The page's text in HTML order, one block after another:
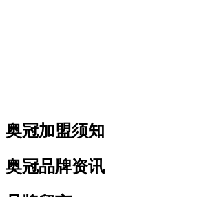
奥冠加盟须知
奥冠品牌资讯